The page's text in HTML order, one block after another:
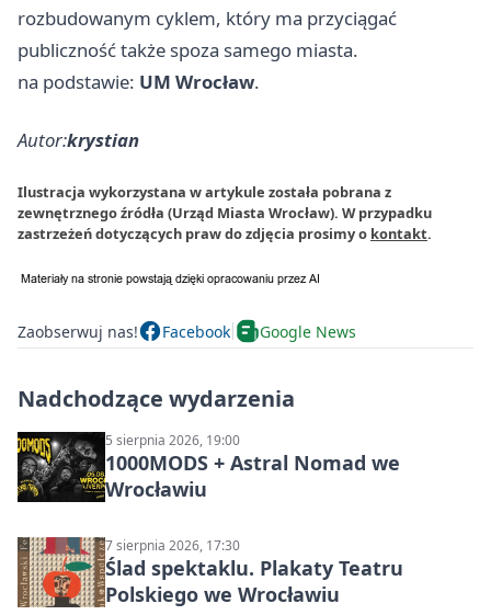
rozbudowanym cyklem, który ma przyciągać
publiczność także spoza samego miasta.
na podstawie: UM Wrocław.
Autor:krystian
Ilustracja wykorzystana w artykule została pobrana z
zewnętrznego źródła (Urząd Miasta Wrocław). W przypadku
zastrzeżeń dotyczących praw do zdjęcia prosimy o kontakt.
Zaobserwuj nas! Facebook Google News
Nadchodzące wydarzenia
5 sierpnia 2026, 19:00
1000MODS + Astral Nomad we
Wrocławiu
7 sierpnia 2026, 17:30
Ślad spektaklu. Plakaty Teatru
Polskiego we Wrocławiu